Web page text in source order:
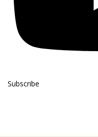
Subscribe